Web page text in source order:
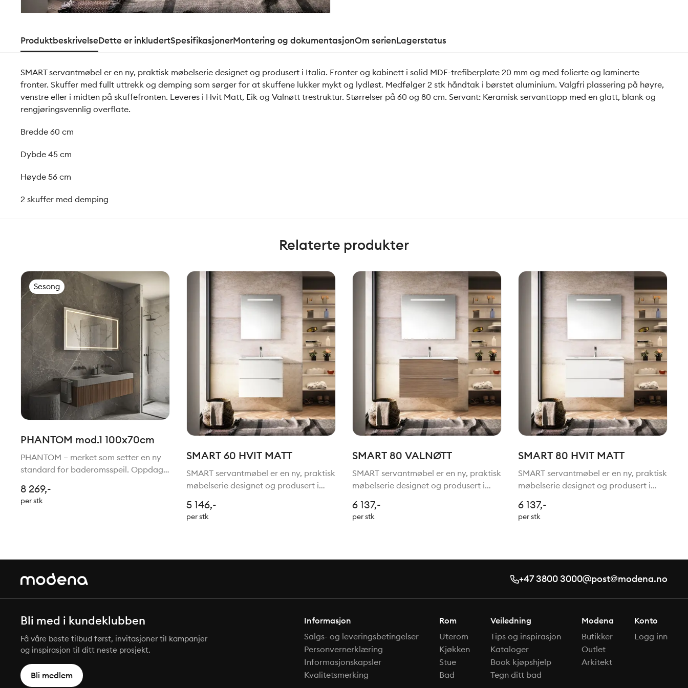
ProduktbeskrivelseDette er inkludertSpesifikasjonerMontering og dokumentasjonOm serienLagerstatus
SMART servantmøbel er en ny, praktisk møbelserie designet og produsert i Italia. Fronter og kabinett i solid MDF-trefiberplate 20 mm og med folierte og laminerte
fronter. Skuffer med fullt uttrekk og demping som sørger for at skuffene lukker mykt og lydløst. Medfølger 2 stk håndtak i børstet aluminium. Valgfri plassering på høyre,
venstre eller i midten på skuffefronten. Leveres i Hvit Matt, Eik og Valnøtt trestruktur. Størrelser på 60 og 80 cm. Servant: Keramisk servanttopp med en glatt, blank og
rengjøringsvennlig overflate.
Bredde 60 cm
Dybde 45 cm
Høyde 56 cm
2 skuffer med demping
Relaterte produkter
Sesong
PHANTOM mod.1 100x70cm
PHANTOM – merket som setter en ny
standard for baderomsspeil. Oppdag
speil-konseptet, der belysningen
skinner gjennom speilet uten at
8 269,-
per stk
SMART 60 HVIT MATT
SMART servantmøbel er en ny, praktisk
møbelserie designet og produsert i
trefiberplate 20 mm og med folierte
og laminerte fronter. Skuffer med fullt
5 146,-
per stk
SMART 80 VALNØTT
SMART servantmøbel er en ny, praktisk
møbelserie designet og produsert i
trefiberplate 20 mm og med folierte
og laminerte fronter. Skuffer med fullt
6 137,-
per stk
SMART 80 HVIT MATT
SMART servantmøbel er en ny, praktisk
møbelserie designet og produsert i
trefiberplate 20 mm og med folierte
og laminerte fronter. Skuffer med fullt
6 137,-
per stk
+47 3800 3000 post@modena.no
Bli med i kundeklubben
Få våre beste tilbud først, invitasjoner til kampanjer
og inspirasjon til ditt neste prosjekt.
Bli medlem
Informasjon
Salgs- og leveringsbetingelser
Personvernerklæring
Informasjonskapsler
Kvalitetsmerking
Rom
Uterom
Kjøkken
Stue
Bad
Veiledning
Tips og inspirasjon
Kataloger
Book kjøpshjelp
Tegn ditt bad
Modena
Butikker
Outlet
Arkitekt
Konto
Logg inn